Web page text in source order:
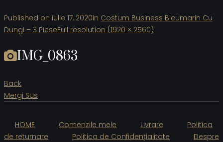
Published on iulie 17, 2020in Costum Business Bleumarin Cu
Dungi – 3 PieseFull resolution (1920 × 2560)
IMG_0863
Back
Mergi Sus
HOME Comenzile mele Livrare
Politica
de returnare
Politica de Confidențialitate
Despre